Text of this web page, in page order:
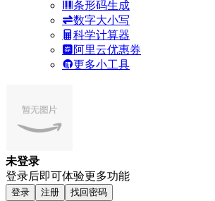
条形码生成
数字大小写
科学计算器
阿里云优惠券
更多小工具
未登录
登录后即可体验更多功能
登录 注册 找回密码